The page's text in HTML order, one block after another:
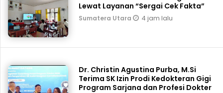
Lewat Layanan “Sergai Cek Fakta”
Sumatera Utara 4 jam lalu
Dr. Christin Agustina Purba, M.Si
Terima SK Izin Prodi Kedokteran Gigi
Program Sarjana dan Profesi Dokter